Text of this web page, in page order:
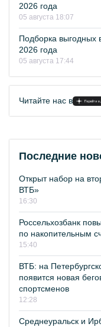
2026 года
05 августа 18:07
Подборка выгодных
2026 года
05 августа 17:44
Читайте нас в
Последние
Открыт набор на
ВТБ»
16:30
Россельхозбанк
по накопительным
15:40
ВТБ: на
появится новая
спортсменов
12:28
Среднеуральск и